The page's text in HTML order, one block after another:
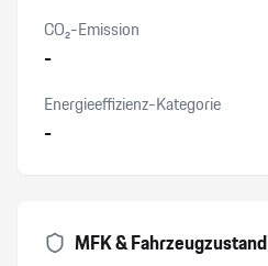
CO₂-Emission
-
Energieeffizienz-Kategorie
-
MFK & Fahrzeugzustand